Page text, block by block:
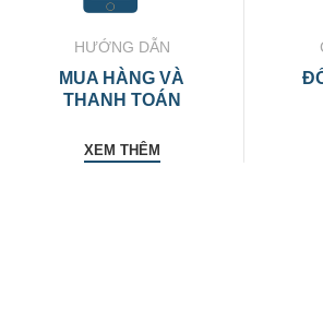
HƯỚNG DẪN
MUA HÀNG VÀ
THANH TOÁN
XEM THÊM